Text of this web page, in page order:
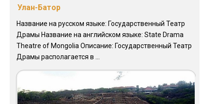
Улан-Батор
Название на русском языке: Государственный Театр
Драмы Название на английском языке: State Drama
Theatre of Mongolia Описание: Государственный Театр
Драмы располагается в ...